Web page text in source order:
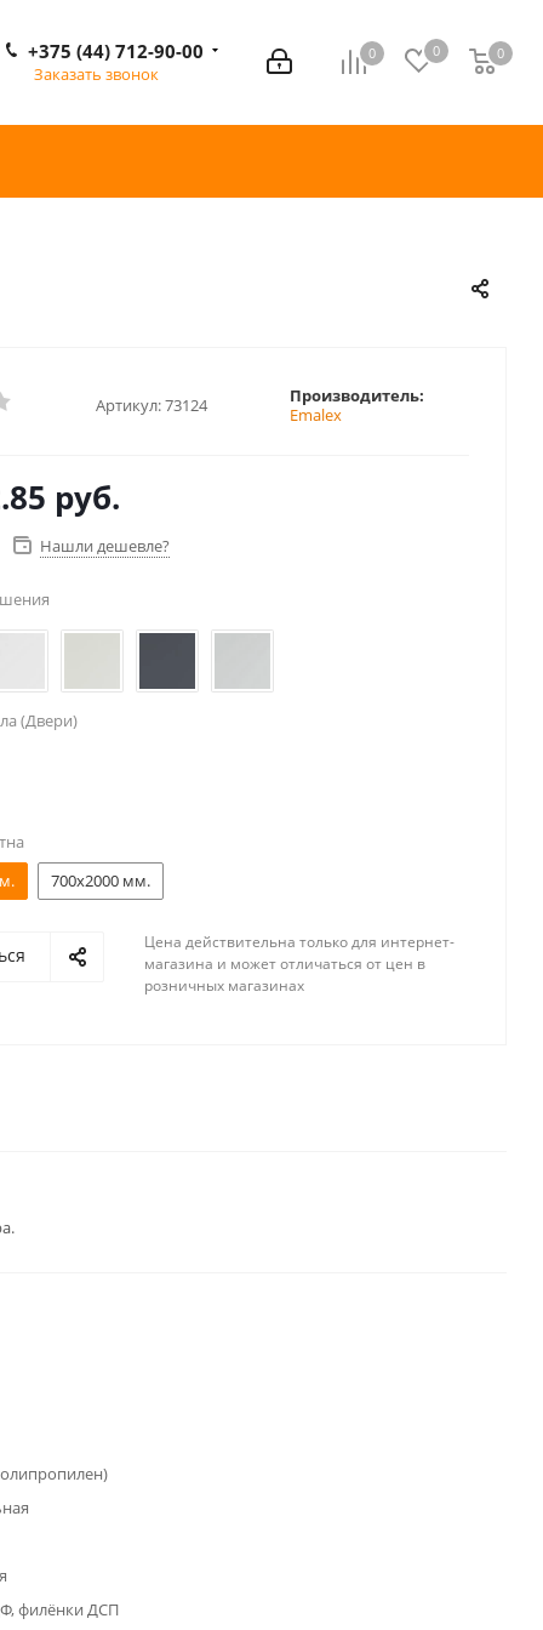
0 0 0
0
+375 (44) 712-90-00
Заказать звонок
Артикул:73124
Производитель:
Emalex
руб.
Нашли дешевле?
(Двери)
700x2000 мм.
Цена действительна только для интернет-
магазина и может отличаться от цен в
розничных магазинах
филёнки ДСП